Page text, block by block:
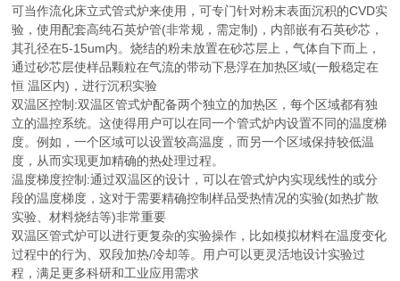
可当作流化床立式管式炉来使用，可专门针对粉末表面沉积的CVD实
验，使用配套高纯石英炉管(非常规，需定制)，内部嵌有石英砂芯，
其孔径在5-15um内。烧结的粉未放置在砂芯层上，气体自下而上，
通过砂芯层使样品颗粒在气流的带动下悬浮在加热区域(一般稳定在
恒 温区内)，进行沉积实验
双温区控制:双温区管式炉配备两个独立的加热区，每个区域都有独
立的温控系统。这使得用户可以在同一个管式炉内设置不同的温度梯
度。例如，一个区域可以设置较高温度，而另一个区域保持较低温
度，从而实现更加精确的热处理过程。
温度梯度控制:通过双温区的设计，可以在管式炉内实现线性的或分
段的温度梯度，这对于需要精确控制样品受热情况的实验(如热扩散
实验、材料烧结等)非常重要
双温区管式炉可以进行更复杂的实验操作，比如模拟材料在温度变化
过程中的行为、双段加热/冷却等。用户可以更灵活地设计实验过
程，满足更多科研和工业应用需求